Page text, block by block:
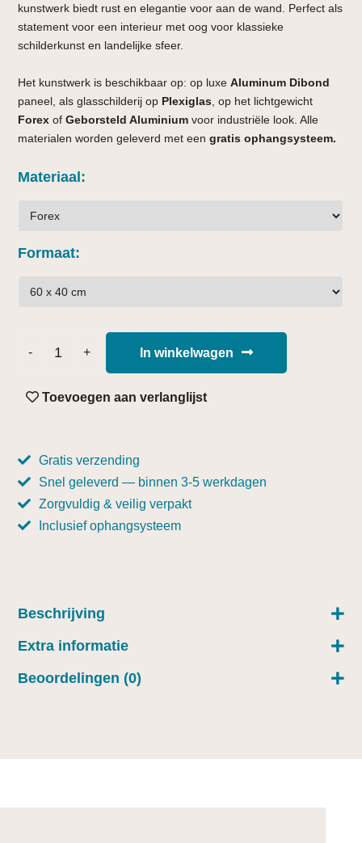
kunstwerk biedt rust en elegantie voor aan de wand. Perfect als
statement voor een interieur met oog voor klassieke
schilderkunst en landelijke sfeer.
Het kunstwerk is beschikbaar op: op luxeAluminum Dibond
paneel, als glasschilderij op Plexiglas , op het lichtgewicht
Forex ofGeborsteld Aluminium voor industriële look. Alle
materialen worden geleverd met eengratis ophangsysteem.
Materiaal
Formaat
In winkelwagen
Toevoegen aan verlanglijst
Gratis verzending
Snel geleverd — binnen 3-5 werkdagen
Zorgvuldig & veilig verpakt
Inclusief ophangsysteem
Beschrijving
Extra informatie
Beoordelingen (0)